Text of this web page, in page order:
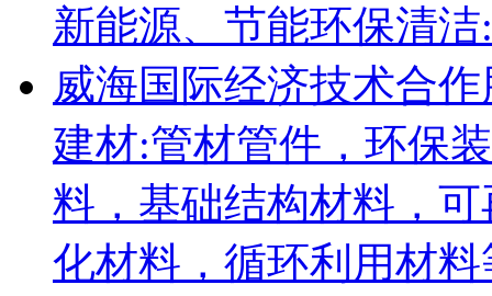
新能源、节能环保清
威海国际经济技术合
建材:管材管件，环保
料，基础结构材料，
化材料，循环利用材